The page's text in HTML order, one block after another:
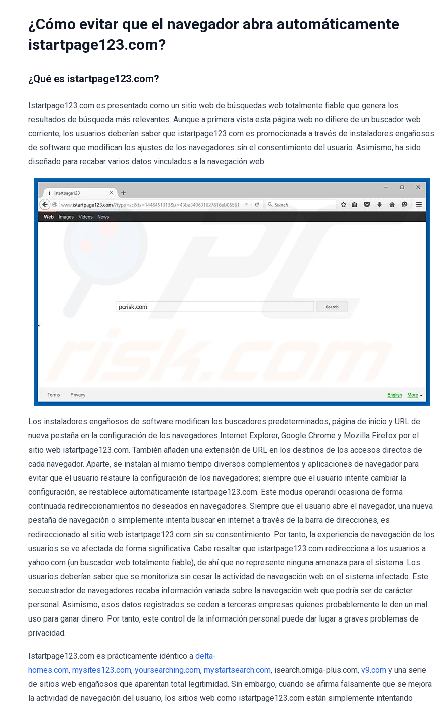
¿Cómo evitar que el navegador abra automáticamente
istartpage123.com?
¿Qué es istartpage123.com?
Istartpage123.com es presentado como un sitio web de búsquedas web totalmente fiable que genera los
resultados de búsqueda más relevantes. Aunque a primera vista esta página web no difiere de un buscador web
corriente, los usuarios deberían saber que istartpage123.com es promocionada a través de instaladores engañosos
de software que modifican los ajustes de los navegadores sin el consentimiento del usuario. Asimismo, ha sido
diseñado para recabar varios datos vinculados a la navegación web.
Los instaladores engañosos de software modifican los buscadores predeterminados, página de inicio y URL de
nueva pestaña en la configuración de los navegadores Internet Explorer, Google Chrome y Mozilla Firefox por el
sitio web istartpage123.com. También añaden una extensión de URL en los destinos de los accesos directos de
cada navegador. Aparte, se instalan al mismo tiempo diversos complementos y aplicaciones de navegador para
evitar que el usuario restaure la configuración de los navegadores; siempre que el usuario intente cambiar la
configuración, se restablece automáticamente istartpage123.com. Este modus operandi ocasiona de forma
continuada redireccionamientos no deseados en navegadores. Siempre que el usuario abre el navegador, una nueva
pestaña de navegación o simplemente intenta buscar en internet a través de la barra de direcciones, es
redireccionado al sitio web istartpage123.com sin su consentimiento. Por tanto, la experiencia de navegación de los
usuarios se ve afectada de forma significativa. Cabe resaltar que istartpage123.com redirecciona a los usuarios a
yahoo.com (un buscador web totalmente fiable), de ahí que no represente ninguna amenaza para el sistema. Los
usuarios deberían saber que se monitoriza sin cesar la actividad de navegación web en el sistema infectado. Este
secuestrador de navegadores recaba información variada sobre la navegación web que podría ser de carácter
personal. Asimismo, esos datos registrados se ceden a terceras empresas quienes probablemente le den un mal
uso para ganar dinero. Por tanto, este control de la información personal puede dar lugar a graves problemas de
privacidad.
Istartpage123.com es prácticamente idéntico a delta-
homes.com, mysites123.com, yoursearching.com, mystartsearch.com, isearch.omiga-plus.com, v9.com y una serie
de sitios web engañosos que aparentan total legitimidad. Sin embargo, cuando se afirma falsamente que se mejora
la actividad de navegación del usuario, los sitios web como istartpage123.com están simplemente intentando